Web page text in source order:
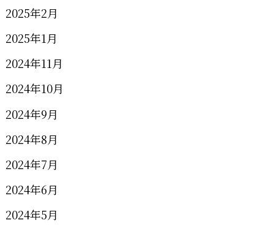
2025年2月
2025年1月
2024年11月
2024年10月
2024年9月
2024年8月
2024年7月
2024年6月
2024年5月